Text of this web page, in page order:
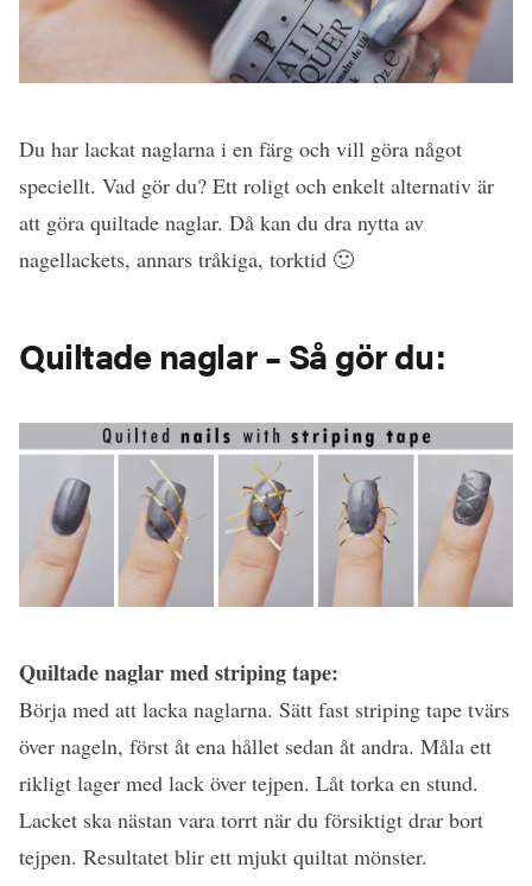
Du har lackat naglarna i en färg och vill göra något
speciellt. Vad gör du? Ett roligt och enkelt alternativ är
att göra quiltade naglar. Då kan du dra nytta av
nagellackets, annars tråkiga, torktid 🙂
Quiltade naglar – Så gör du:
Quiltade naglar med striping tape:
Börja med att lacka naglarna. Sätt fast striping tape tvärs
över nageln, först åt ena hållet sedan åt andra. Måla ett
rikligt lager med lack över tejpen. Låt torka en stund.
Lacket ska nästan vara torrt när du försiktigt drar bort
tejpen. Resultatet blir ett mjukt quiltat mönster.